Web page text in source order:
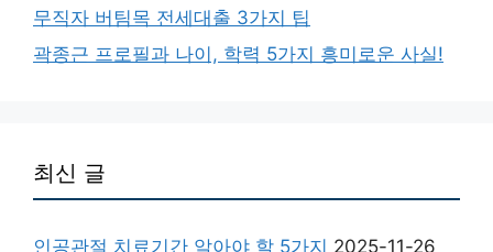
무직자 버팀목 전세대출 3가지 팁
곽종근 프로필과 나이, 학력 5가지 흥미로운 사실!
최신 글
인공관절 치료기간 알아야 할 5가지 2025-11-26